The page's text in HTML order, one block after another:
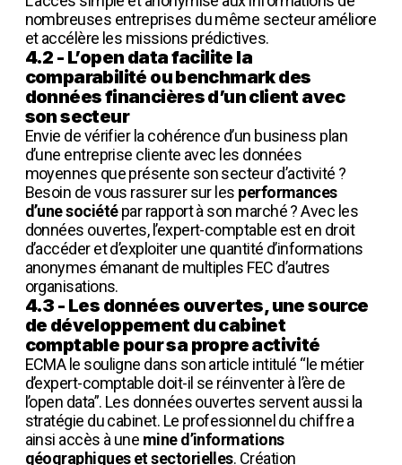
nombreuses entreprises du même secteur améliore
et accélère les missions prédictives.
4.2 - L’open data facilite la
comparabilité ou benchmark des
données financières d’un client avec
son secteur
Envie de vérifier la cohérence d’un business plan
d’une entreprise cliente avec les données
moyennes que présente son secteur d’activité ?
Besoin de vous rassurer sur les performances
d’une sociétépar rapport à son marché ? Avec les
données ouvertes, l’expert-comptable est en droit
d’accéder et d’exploiter une quantité d’informations
anonymes émanant de multiples FEC d’autres
organisations.
4.3 - Les données ouvertes, une source
de développement du cabinet
comptable pour sa propre activité
ECMA le souligne dans son article intitulé “le métier
d’expert-comptable doit-il se réinventer à l’ère de
l’open data”. Les données ouvertes servent aussi la
stratégie du cabinet. Le professionnel du chiffre a
ainsi accès à une mine d’informations
géographiques et sectorielles. Création